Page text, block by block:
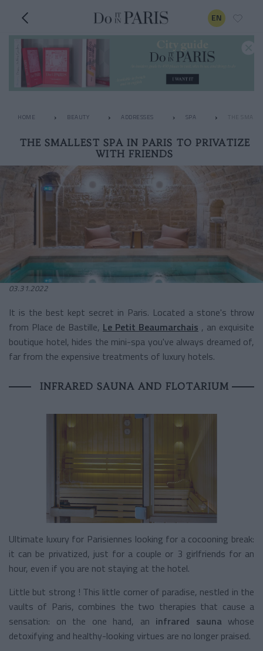
EN
HOME BEAUTY ADDRESSES SPA THE
THE SMALLEST SPA IN PARIS TO PRIVATIZE
WITH FRIENDS
03.31.2022
It is the best kept secret in Paris. Located a stone's throw
from Place de Bastille, Le Petit Beaumarchais , an exquisite
boutique hotel, hides the mini-spa you've always dreamed of,
far from the expensive treatments of luxury hotels.
INFRARED SAUNA AND FLOTARIUM
Ultimate luxury for Parisiennes looking for a cocooning break:
it can be privatized, just for a couple or 3 girlfriends for an
hour, even if you are not staying at the hotel.
Little but strong ! This little corner of paradise, nestled in the
vaults of Paris, combines the two therapies that cause a
sensation: on the one hand, an infrared sauna whose
detoxifying and healthy-looking virtues are no longer praised.